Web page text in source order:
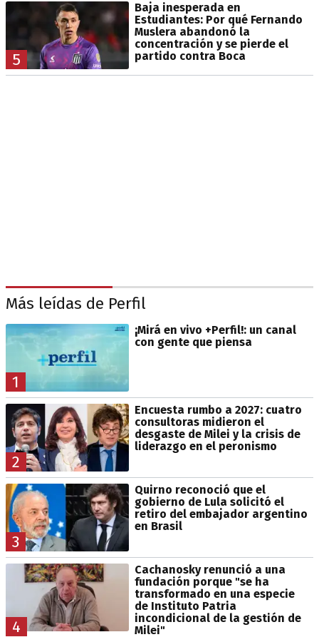
5
Baja inesperada en
Estudiantes: Por qué Fernando
Muslera abandonó la
concentración y se pierde el
partido contra Boca
Más leídas de Perfil
1
¡Mirá en vivo +Perfil!: un canal
con gente que piensa
2
Encuesta rumbo a 2027: cuatro
consultoras midieron el
desgaste de Milei y la crisis de
liderazgo en el peronismo
3
Quirno reconoció que el
gobierno de Lula solicitó el
retiro del embajador argentino
en Brasil
4
Cachanosky renunció a una
fundación porque "se ha
transformado en una especie
de Instituto Patria
incondicional de la gestión de
Milei"